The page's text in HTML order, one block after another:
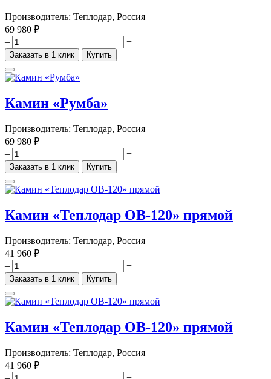
Производитель: Теплодар, Россия
69 980 ₽
–
+
Заказать в 1 клик Купить
Камин «Румба»
Производитель: Теплодар, Россия
69 980 ₽
–
+
Заказать в 1 клик Купить
Камин «Теплодар ОВ-120» прямой
Производитель: Теплодар, Россия
41 960 ₽
–
+
Заказать в 1 клик Купить
Камин «Теплодар ОВ-120» прямой
Производитель: Теплодар, Россия
41 960 ₽